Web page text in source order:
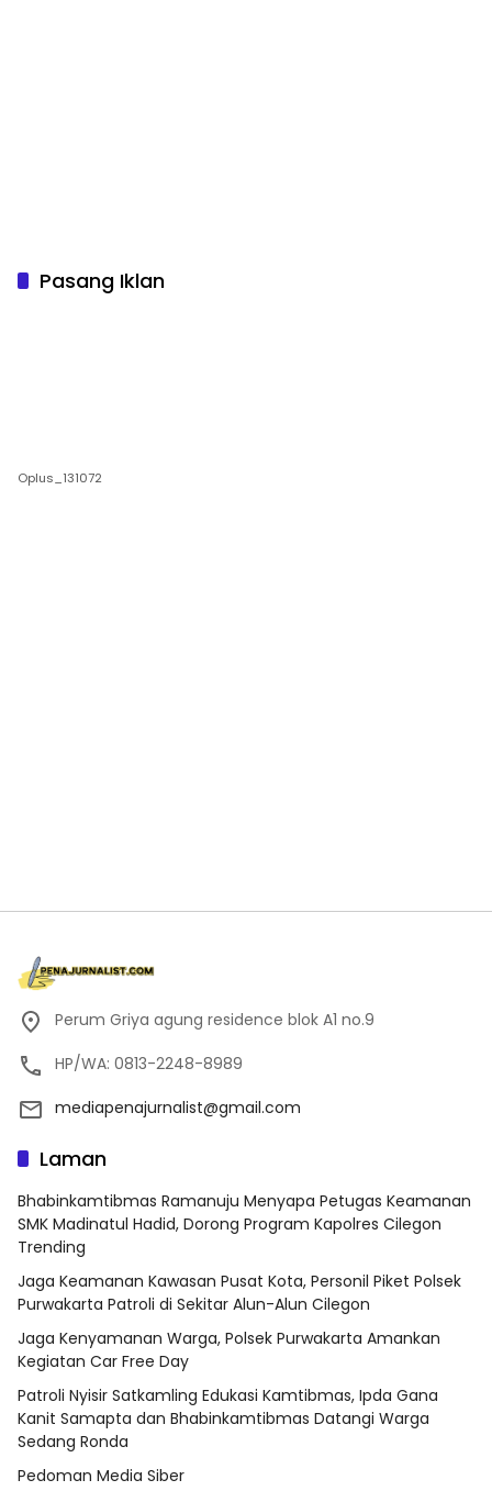
Pasang Iklan
Oplus_131072
Perum Griya agung residence blok A1 no.9
HP/WA: 0813-2248-8989
mediapenajurnalist@gmail.com
Laman
Bhabinkamtibmas Ramanuju Menyapa Petugas Keamanan
SMK Madinatul Hadid, Dorong Program Kapolres Cilegon
Trending
Jaga Keamanan Kawasan Pusat Kota, Personil Piket Polsek
Purwakarta Patroli di Sekitar Alun-Alun Cilegon
Jaga Kenyamanan Warga, Polsek Purwakarta Amankan
Kegiatan Car Free Day
Patroli Nyisir Satkamling Edukasi Kamtibmas, Ipda Gana
Kanit Samapta dan Bhabinkamtibmas Datangi Warga
Sedang Ronda
Pedoman Media Siber